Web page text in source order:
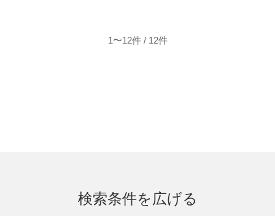
1〜12件 / 12件
検索条件を広げる